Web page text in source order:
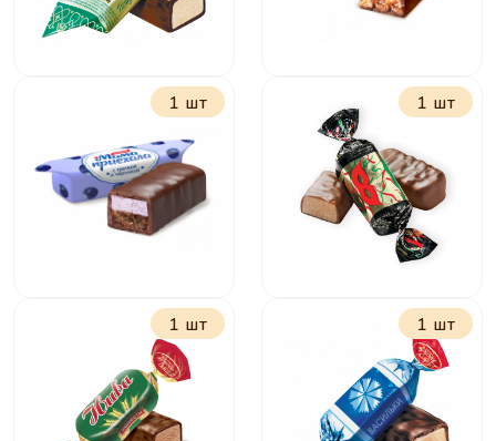
Петушок-золотой
гребешок
Грильяжные
мягкий грильяж
1 шт
Мама Приехала с
черникой и
гречкой
1 шт
1 шт 1 шт